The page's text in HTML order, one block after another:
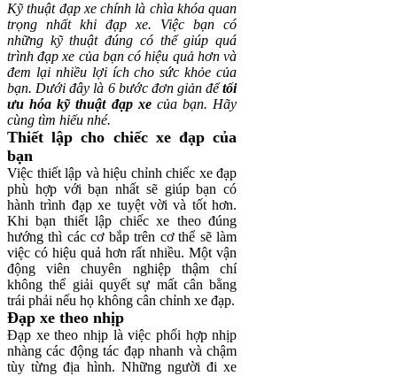
Kỹ thuật đạp xe chính là chìa khóa quan
trọng nhất khi đạp xe. Việc bạn có
những kỹ thuật đúng có thể giúp quá
trình đạp xe của bạn có hiệu quả hơn và
đem lại nhiều lợi ích cho sức khỏe của
bạn. Dưới đây là 6 bước đơn giản đểtối
ưu hóa kỹ thuật đạp xecủa bạn. Hãy
cùng tìm hiểu nhé.
Thiết lập cho chiếc xe đạp của
bạn
Việc thiết lập và hiệu chỉnh chiếc xe đạp
phù hợp với bạn nhất sẽ giúp bạn có
hành trình đạp xe tuyệt vời và tốt hơn.
Khi bạn thiết lập chiếc xe theo đúng
hướng thì các cơ bắp trên cơ thể sẽ làm
việc có hiệu quả hơn rất nhiều. Một vận
động viên chuyên nghiệp thậm chí
không thể giải quyết sự mất cân bằng
trái phải nếu họ không cân chỉnh xe đạp.
Đạp xe theo nhịp
Đạp xe theo nhịp là việc phối hợp nhịp
nhàng các động tác đạp nhanh và chậm
tùy từng địa hình. Những người đi xe